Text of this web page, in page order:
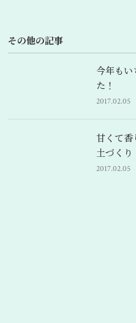
その他の記事
今年もい
た！
2017.02.05
甘くて香
土づくり
2017.02.05